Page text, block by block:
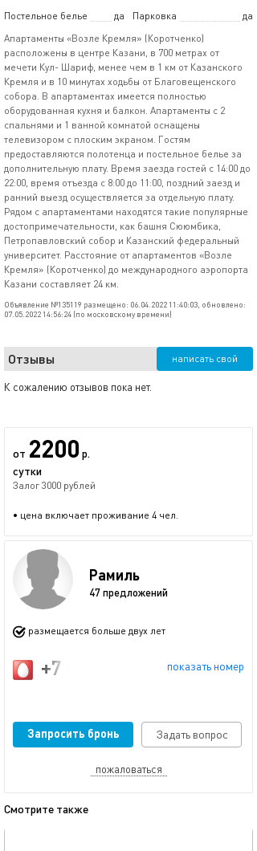
Постельное белье да Парковка
да
Апартаменты «Возле Кремля» (Коротченко)
расположены в центре Казани, в 700 метрах от
мечети Кул- Шариф, менее чем в 1 км от Казанского
Кремля и в 10 минутах ходьбы от Благовещенского
собора. В апартаментах имеется полностью
оборудованная кухня и балкон. Апартаменты с 2
спальнями и 1 ванной комнатой оснащены
телевизором с плоским экраном. Гостям
предоставляются полотенца и постельное белье за
дополнительную плату. Время заезда гостей с 14:00 до
22:00, время отъезда с 8:00 до 11:00, поздний заезд и
ранний выезд осуществляется за отдельную плату.
Рядом с апартаментами находятся такие популярные
достопримечательности, как башня Сююмбика,
Петропавловский собор и Казанский федеральный
университет. Расстояние от апартаментов «Возле
Кремля» (Коротченко) до международного аэропорта
Казани составляет 24 км.
Объявление №135119 размещено: 06.04.2022 11:40:03, обновлено:
07.05.2022 14:56:24 (по московскому времени)
Отзывы написать свой
К сожалению отзывов пока нет.
от 2200 р.
сутки
Залог 3000 рублей
• цена включает проживание 4 чел.
Рамиль
47 предложений
размещается больше двух лет
показать номер
+7 (917) 914-57-73
Запросить бронь Задать вопрос
пожаловаться
Смотрите также